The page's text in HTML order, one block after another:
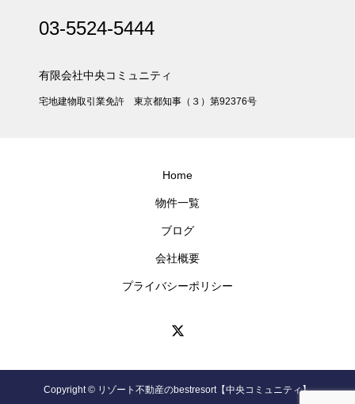
03-5524-5444
有限会社中央コミュニティ
宅地建物取引業免許 東京都知事（３）第92376号
Home
物件一覧
ブログ
会社概要
プライバシーポリシー
Copyright © リゾート不動産のbestresort【中央コミュニティ】